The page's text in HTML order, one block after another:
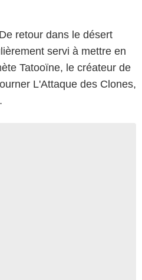
retour dans le désert
servi à mettre en
Tatooïne, le créateur de
L'Attaque des Clones,